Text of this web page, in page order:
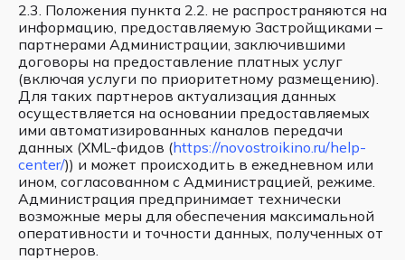
2.3. Положения пункта 2.2. не распространяются на
информацию, предоставляемую Застройщиками –
партнерами Администрации, заключившими
договоры на предоставление платных услуг
(включая услуги по приоритетному размещению).
Для таких партнеров актуализация данных
осуществляется на основании предоставляемых
ими автоматизированных каналов передачи
данных (XML-фидов (https://novostroikino.ru/help-
center/)) и может происходить в ежедневном или
ином, согласованном с Администрацией, режиме.
Администрация предпринимает технически
возможные меры для обеспечения максимальной
оперативности и точности данных, полученных от
партнеров.